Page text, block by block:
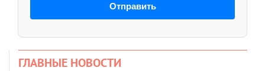
Отправить
ГЛАВНЫЕ НОВОСТИ